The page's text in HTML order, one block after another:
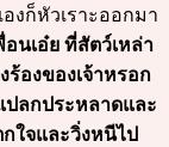
งก็หัวเราะออกมา
อนเอ๋ย ที่สัตว์เหล่า
ร้องของเจ้าหรอก
ปลกประหลาดและ
ใจและวิ่งหนีไป